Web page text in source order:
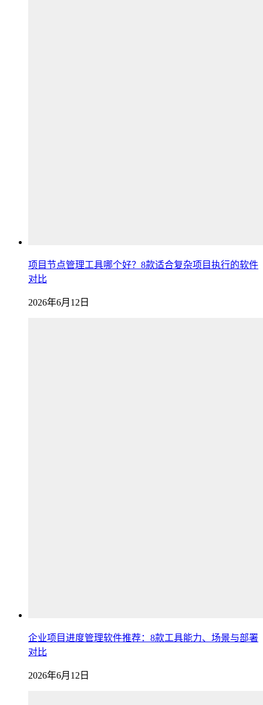
项目节点管理工具哪个好？8款适合复杂项目执行的软件
对比
2026年6月12日
企业项目进度管理软件推荐：8款工具能力、场景与部署
对比
2026年6月12日